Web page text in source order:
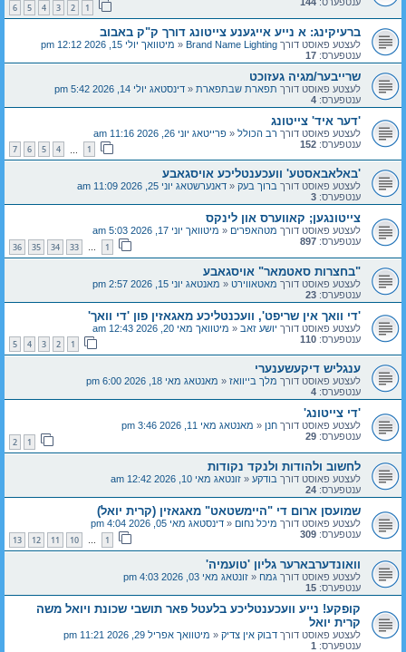
1
2
3
4
5
6
ברעיקינג: א נייע אייגענע צייטונג דורך ק"ק באבוב
לעצטע פאוסט דורך Brand Name Lighting
« מיטוואך יולי 15, 2026 12:12 pm
ענטפערס: 17
שרייבער/מגיה געזוכט
לעצטע פאוסט דורך תפארת שבתפארת « דינסטאג יולי 14, 2026 5:42 pm
ענטפערס: 4
'דער איד' צייטונג
לעצטע פאוסט דורך רב הכולל « פרייטאג יוני 26, 2026 11:16 am
ענטפערס: 152
1
4
5
6
7
'באלאבאסטע' וועכענטליכע אויסגאבע
לעצטע פאוסט דורך ברוך בעק « דאנערשטאג יוני 25, 2026 11:09 am
ענטפערס: 3
צייטונגען; קאווערס און לינקס
לעצטע פאוסט דורך מטהאפרים « מיטוואך יוני 17, 2026 5:03 am
ענטפערס: 897
1
…
33
34
35
36
"בחצרות סאטמאר" אויסגאבע
לעצטע פאוסט דורך מאטאווירט « מאנטאג יוני 15, 2026 2:57 pm
ענטפערס: 23
'די וואך אין שריפט', וועכנטליכע מאגאזין פון 'די וואך'
לעצטע פאוסט דורך יושע זאב « מיטוואך מאי 20, 2026 12:43 am
ענטפערס: 110
1
2
3
4
5
ענגליש דיקעשענערי
לעצטע פאוסט דורך מלך בייוואז « מאנטאג מאי 18, 2026 6:00 pm
ענטפערס: 4
'די צייטונג'
לעצטע פאוסט דורך חנן « מאנטאג מאי 11, 2026 3:46 pm
ענטפערס: 29
1
2
לחשוב ולהודות ולנקד נקודות
לעצטע פאוסט דורך בודקע « זונטאג מאי 10, 2026 12:42 am
ענטפערס: 24
שמועסן ארום די "היימשטאט" מאגאזין (קרית יואל)
לעצטע פאוסט דורך מיכל נחום « דינסטאג מאי 05, 2026 4:04 pm
ענטפערס: 309
1
…
10
11
12
13
וואונדערבארער גליון 'טועמיה'
לעצטע פאוסט דורך גמח « זונטאג מאי 03, 2026 4:03 pm
ענטפערס: 15
קופקע! נייע וועכענטליכע בלעטל פאר תושבי שכונת ויואל משה
קרית יואל
לעצטע פאוסט דורך דבוק אין צדיק « מיטוואך אפריל 29, 2026 11:21 pm
ענטפערס: 1